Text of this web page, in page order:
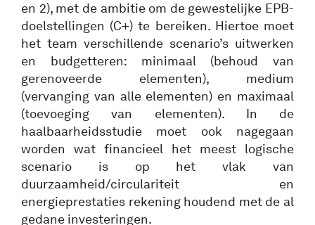
en 2), met de ambitie om de gewestelijke EPB-
doelstellingen (C+) te bereiken. Hiertoe moet
het team verschillende scenario’s uitwerken
en budgetteren: minimaal (behoud van
gerenoveerde elementen), medium
(vervanging van alle elementen) en maximaal
(toevoeging van elementen). In de
haalbaarheidsstudie moet ook nagegaan
worden wat financieel het meest logische
scenario is op het vlak van
duurzaamheid/circulariteit en
energieprestaties rekening houdend met de al
gedane investeringen.